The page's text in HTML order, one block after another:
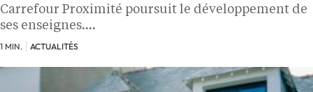
Carrefour Proximité poursuit le développement de
ses enseignes.…
1 MIN. ACTUALITÉS